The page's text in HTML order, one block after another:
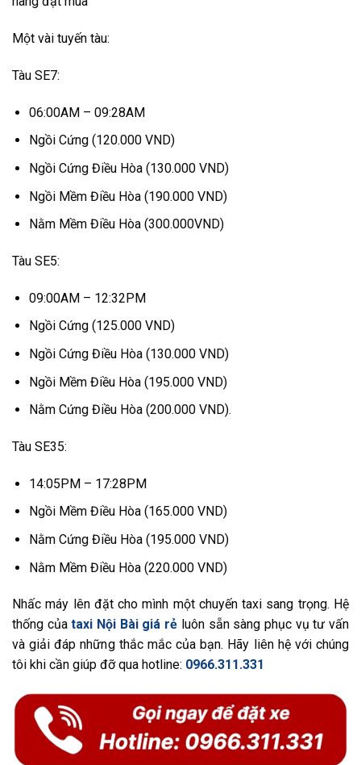
Một vài tuyến tàu:
Tàu SE7:
06:00AM – 09:28AM
Ngồi Cứng (120.000 VND)
Ngồi Cứng Điều Hòa (130.000 VND)
Ngồi Mềm Điều Hòa (190.000 VND)
Nằm Mềm Điều Hòa (300.000VND)
Tàu SE5:
09:00AM – 12:32PM
Ngồi Cứng (125.000 VND)
Ngồi Cứng Điều Hòa (130.000 VND)
Ngồi Mềm Điều Hòa (195.000 VND)
Nằm Cứng Điều Hòa (200.000 VND).
Tàu SE35:
14:05PM – 17:28PM
Ngồi Mềm Điều Hòa (165.000 VND)
Nằm Cứng Điều Hòa (195.000 VND)
Nằm Mềm Điều Hòa (220.000 VND)
Nhấc máy lên đặt cho mình một chuyến taxi sang trọng. Hệ
thống củataxi Nội Bài giá rẻ luôn sẵn sàng phục vụ tư vấn
và giải đáp những thắc mắc của bạn. Hãy liên hệ với chúng
tôi khi cần giúp đỡ qua hotline: 0966.311.331